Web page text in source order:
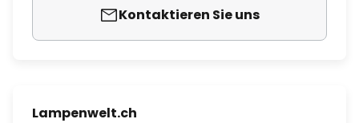
Kontaktieren Sie uns
Lampenwelt.ch